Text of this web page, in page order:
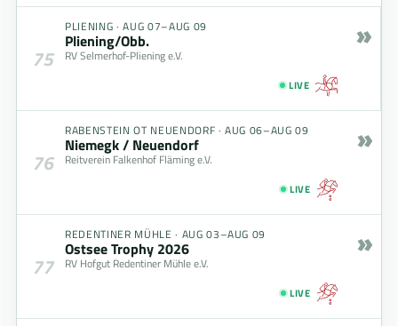
75
PLIENING ·AUG 07–AUG 09
Pliening/Obb.
RV Selmerhof-Pliening e.V.
LIVE
»
76
RABENSTEIN OT NEUENDORF ·AUG 06–AUG 09
Niemegk / Neuendorf
Reitverein Falkenhof Fläming e.V.
LIVE
»
77
REDENTINER MÜHLE · AUG 03–AUG 09
Ostsee Trophy 2026
RV Hofgut Redentiner Mühle e.V.
LIVE
»